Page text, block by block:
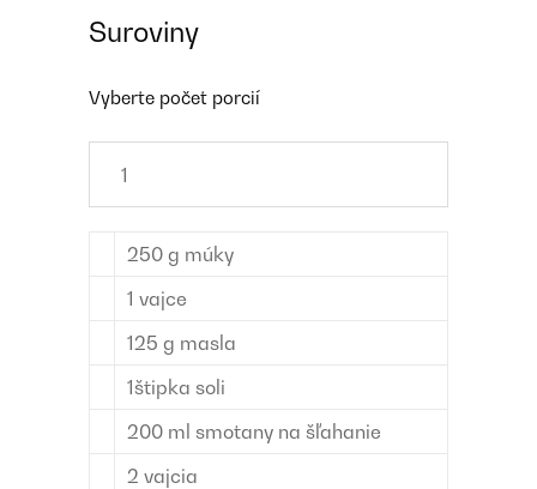
Suroviny
Vyberte počet porcií
250 g múky
1 vajce
125 g masla
1štipka soli
200 ml smotany na šľahanie
2 vajcia